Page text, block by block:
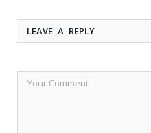
LEAVE A REPLY